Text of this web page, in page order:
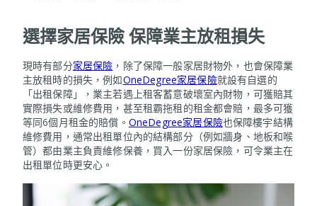
選擇家居保險 保障業主放租損失
現時有部分家居保險 ，除了保障一般家居財物外，也會保障業
主放租時的損失，例如OneDegree家居保險就設有自選的
「出租保障」，業主若遇上租客蓄意破壞室內財物，可獲賠其
實際損失或維修費用，甚至租霸拖租的租金都會賠，最多可獲
等同6個月租金的賠償。 OneDegree家居保險也保障樓宇結構
維修費用，通常出租單位內的結構部分（例如牆身、地板和喉
管）都由業主負責維修保養，買入一份家居保險，可令業主在
出租單位時更安心。